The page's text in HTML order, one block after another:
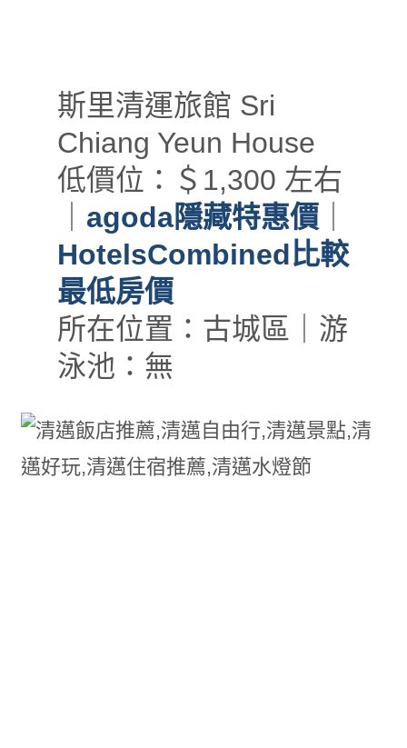
斯里清運旅館 Sri
Chiang Yeun House
低價位：＄1,300 左右
agoda隱藏特惠價
HotelsCombined比較
最低房價
所在位置：古城區｜游
泳池：無